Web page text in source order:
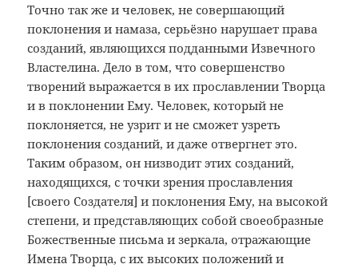
Точно так же и человек, не совершающий
поклонения и намаза, серьёзно нарушает права
созданий, являющихся подданными Извечного
Властелина. Дело в том, что совершенство
творений выражается в их прославлении Творца
и в поклонении Ему. Человек, который не
поклоняется, не узрит и не сможет узреть
поклонения созданий, и даже отвергнет это.
Таким образом, он низводит этих созданий,
находящихся, с точки зрения прославления
[своего Создателя] и поклонения Ему, на высокой
степени, и представляющих собой своеобразные
Божественные письма и зеркала, отражающие
Имена Творца, с их высоких положений и